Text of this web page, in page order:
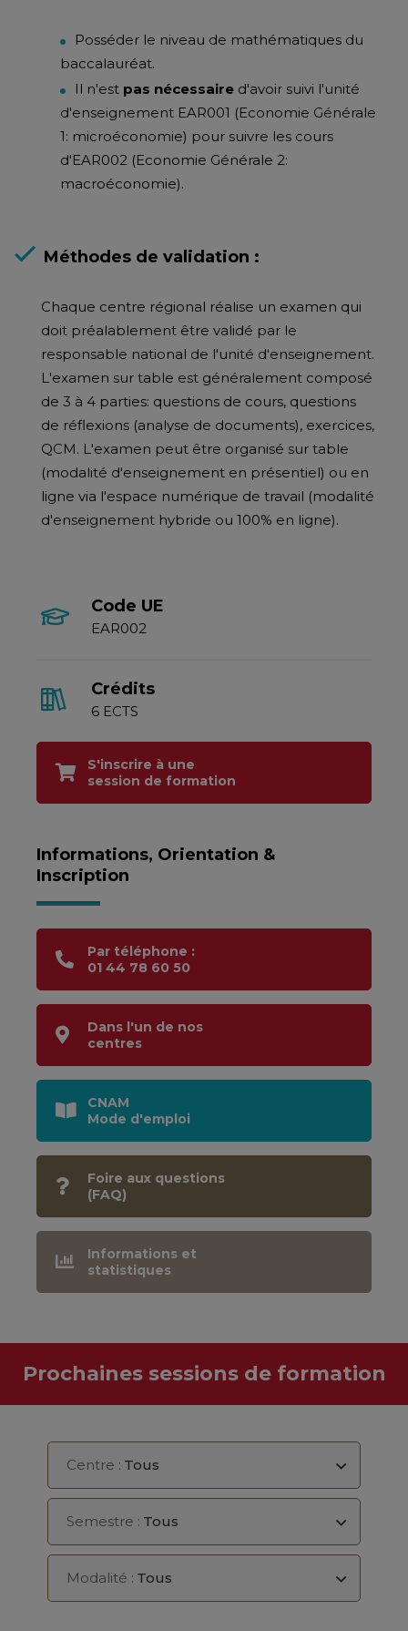
Posséder le niveau de mathématiques du
baccalauréat.
Il n'est pas nécessaire d'avoir suivi l'unité
d'enseignement EAR001 (Economie Générale
1: microéconomie) pour suivre les cours
d'EAR002 (Economie Générale 2:
macroéconomie).
Méthodes de validation :
Chaque centre régional réalise un examen qui
doit préalablement être validé par le
responsable national de l'unité d'enseignement.
L'examen sur table est généralement composé
de 3 à 4 parties: questions de cours, questions
de réflexions (analyse de documents), exercices,
QCM. L'examen peut être organisé sur table
(modalité d'enseignement en présentiel) ou en
ligne via l'espace numérique de travail (modalité
d'enseignement hybride ou 100% en ligne).
Code UE
EAR002
Crédits
6 ECTS
S'inscrire à une
session de formation
Informations, Orientation &
Inscription
Par téléphone :
01 44 78 60 50
Dans l'un de nos
centres
CNAM
Mode d'emploi
Foire aux questions
(FAQ)
Informations et
statistiques
Prochaines sessions de formation
Centre : Tous
Semestre : Tous
Modalité : Tous